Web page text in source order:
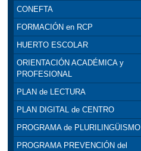
CONEFTA
FORMACIÓN en RCP
HUERTO ESCOLAR
ORIENTACIÓN ACADÉMICA y
PROFESIONAL
PLAN de LECTURA
PLAN DIGITAL de CENTRO
PROGRAMA de PLURILINGÜISMO
PROGRAMA PREVENCIÓN del